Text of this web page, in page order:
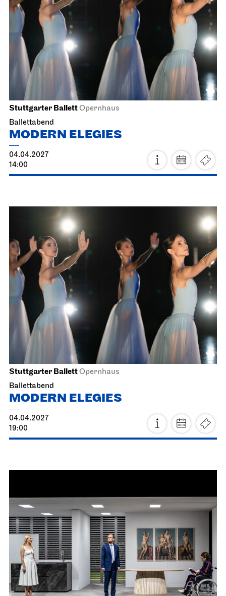
12.04.2027
12:45 - 13:15
Di, 13.04.2027
Staatsoper Stuttgart
La Cenerentola
13.04.2027
19:00 - 22:30
Mi, 14.04.2027
Schulvorstellung
Die drei ??? und das
Spiegelkabinett
14.04.2027
11:00